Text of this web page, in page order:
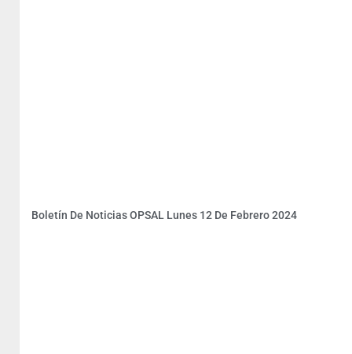
Boletín De Noticias OPSAL Lunes 12 De Febrero 2024